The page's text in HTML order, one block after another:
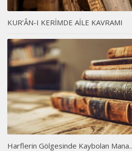
KUR’ÂN-I KERİMDE AİLE KAVRAMI
Harflerin Gölgesinde Kaybolan Mana..